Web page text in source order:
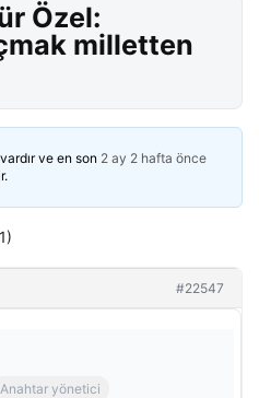
Özel:
milletten
ve en son 2 ay 2 hafta önce
#22547
Anahtar yönetici